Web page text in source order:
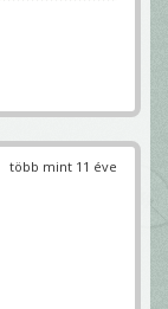
több mint 11 éve